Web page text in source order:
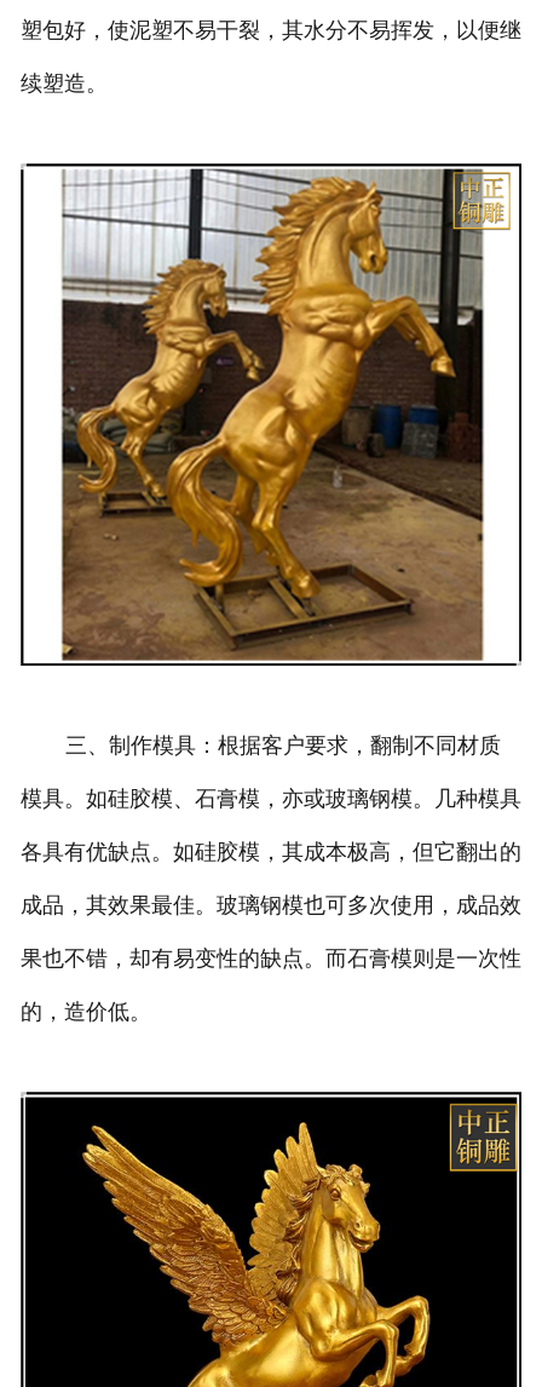
塑包好，使泥塑不易干裂，其水分不易挥发，以便继
续塑造。
三、制作模具：根据客户要求，翻制不同材质
模具。如硅胶模、石膏模，亦或玻璃钢模。几种模具
各具有优缺点。如硅胶模，其成本极高，但它翻出的
成品，其效果最佳。玻璃钢模也可多次使用，成品效
果也不错，却有易变性的缺点。而石膏模则是一次性
的，造价低。